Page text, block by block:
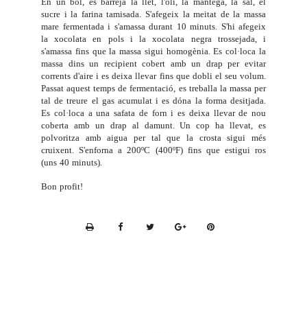
sucre i la farina tamisada. S'afegeix la meitat de la massa
mare fermentada i s'amassa durant 10 minuts. S'hi afegeix
la xocolata en pols i la xocolata negra trossejada, i
s'amassa fins que la massa sigui homogènia. Es col·loca la
massa dins un recipient cobert amb un drap per evitar
corrents d'aire i es deixa llevar fins que dobli el seu volum.
Passat aquest temps de fermentació, es treballa la massa per
tal de treure el gas acumulat i es dóna la forma desitjada.
Es col·loca a una safata de forn i es deixa llevar de nou
coberta amb un drap al damunt. Un cop ha llevat, es
polvoritza amb aigua per tal que la crosta sigui més
cruixent. S'enforna a 200ºC (400ºF) fins que estigui ros
(uns 40 minuts).
Bon profit!